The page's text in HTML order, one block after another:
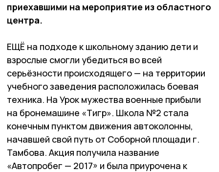
приехавшими на мероприятие из областного
центра.
ЕЩЁ на подходе к школьному зданию дети и
взрослые смогли убедиться во всей
серьёзности происходящего — на территории
учебного заведения расположилась бо­евая
техника. На Урок мужества военные прибыли
на бронемашине «Тигр». Школа №2 стала
конечным пунктом движения автоколонны,
начавшей свой путь от Соборной площади г.
Тамбова. Акция получила название
«Автопробег — 2017» и была приурочена к